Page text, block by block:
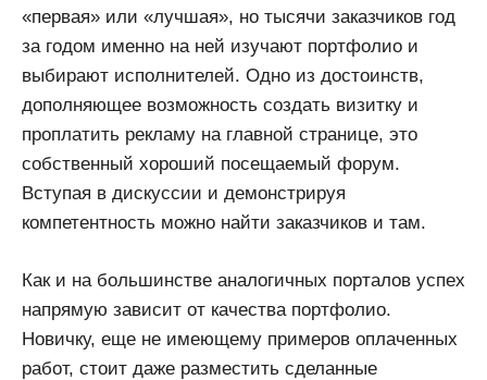
«первая» или «лучшая», но тысячи заказчиков год
за годом именно на ней изучают портфолио и
выбирают исполнителей. Одно из достоинств,
дополняющее возможность создать визитку и
проплатить рекламу на главной странице, это
собственный хороший посещаемый форум.
Вступая в дискуссии и демонстрируя
компетентность можно найти заказчиков и там.
Как и на большинстве аналогичных порталов успех
напрямую зависит от качества портфолио.
Новичку, еще не имеющему примеров оплаченных
работ, стоит даже разместить сделанные